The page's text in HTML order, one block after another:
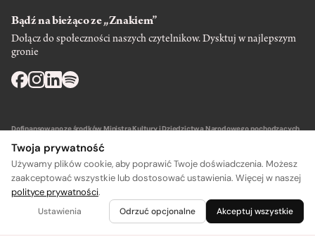
Bądź na bieżąco ze „Znakiem”
Dołącz do społeczności naszych czytelnikow. Dysktuj w najlepszym
gronie
Dofinansowano ze środków Ministra Kultury i Dziedzictwa Narodowego pochodzących
Wydawca: SIW Znak w Krakowie
Twoja prywatność
Używamy plików cookie, aby poprawić Twoje doświadczenia. Możesz
zaakceptować wszystkie lub dostosować ustawienia. Więcej w naszej
polityce prywatności.
Ustawienia Odrzuć opcjonalne Akceptuj wszystkie